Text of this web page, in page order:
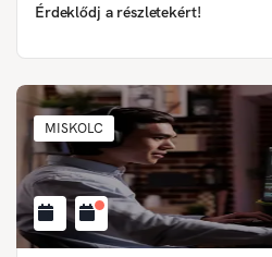
Érdeklődj a részletekért!
MISKOLC